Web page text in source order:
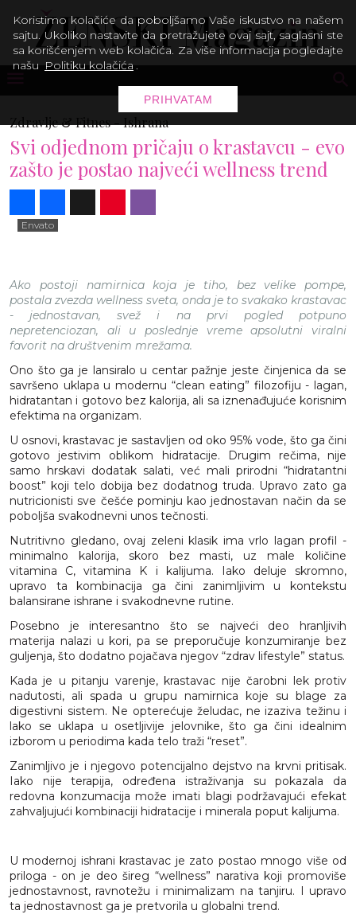
Zdravlje & Fitnes -Ishrana
Svi odjednom pričaju o krastavcu - evo
zašto je postao najveći wellness trend
Envato
Ako postoji namirnica koja je tiho, bez velike pompe,
postala zvezda wellness sveta, onda je to svakako krastavac
- jednostavan, svež i na prvi pogled potpuno
nepretenciozan, ali u poslednje vreme apsolutni viralni
favorit na društvenim mrežama.
Ono što ga je lansiralo u centar pažnje jeste činjenica da se
savršeno uklapa u modernu “clean eating” filozofiju - lagan,
hidratantan i gotovo bez kalorija, ali sa iznenađujuće korisnim
efektima na organizam.
U osnovi, krastavac je sastavljen od oko 95% vode, što ga čini
gotovo jestivim oblikom hidratacije. Drugim rečima, nije
samo hrskavi dodatak salati, već mali prirodni “hidratantni
boost” koji telo dobija bez dodatnog truda. Upravo zato ga
nutricionisti sve češće pominju kao jednostavan način da se
poboljša svakodnevni unos tečnosti.
Nutritivno gledano, ovaj zeleni klasik ima vrlo lagan profil -
minimalno kalorija, skoro bez masti, uz male količine
vitamina C, vitamina K i kalijuma. Iako deluje skromno,
upravo ta kombinacija ga čini zanimljivim u kontekstu
balansirane ishrane i svakodnevne rutine.
Posebno je interesantno što se najveći deo hranljivih
materija nalazi u kori, pa se preporučuje konzumiranje bez
guljenja, što dodatno pojačava njegov “zdrav lifestyle” status.
Kada je u pitanju varenje, krastavac nije čarobni lek protiv
nadutosti, ali spada u grupu namirnica koje su blage za
digestivni sistem. Ne opterećuje želudac, ne izaziva težinu i
lako se uklapa u osetljivije jelovnike, što ga čini idealnim
izborom u periodima kada telo traži “reset”.
Zanimljivo je i njegovo potencijalno dejstvo na krvni pritisak.
Iako nije terapija, određena istraživanja su pokazala da
redovna konzumacija može imati blagi podržavajući efekat
zahvaljujući kombinaciji hidratacije i minerala poput kalijuma.
U modernoj ishrani krastavac je zato postao mnogo više od
priloga - on je deo šireg “wellness” narativa koji promoviše
jednostavnost, ravnotežu i minimalizam na tanjiru. I upravo
ta jednostavnost ga je pretvorila u globalni trend.
Koristimo kolačiće da poboljšamo Vaše iskustvo na našem
sajtu. Ukoliko nastavite da pretražujete ovaj sajt, saglasni ste
sa korišćenjem web kolačića. Za više informacija pogledajte
našu Politiku kolačića .
PRIHVATAM